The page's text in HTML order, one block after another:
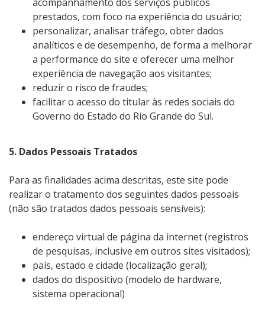
prestados, com foco na experiência do usuário;
personalizar, analisar tráfego, obter dados
analíticos e de desempenho, de forma a melhorar
a performance do site e oferecer uma melhor
experiência de navegação aos visitantes;
reduzir o risco de fraudes;
facilitar o acesso do titular às redes sociais do
Governo do Estado do Rio Grande do Sul.
5. Dados Pessoais Tratados
Para as finalidades acima descritas, este site pode
realizar o tratamento dos seguintes dados pessoais
(não são tratados dados pessoais sensíveis):
endereço virtual de página da internet (registros
de pesquisas, inclusive em outros sites visitados);
país, estado e cidade (localização geral);
dados do dispositivo (modelo de hardware,
sistema operacional)